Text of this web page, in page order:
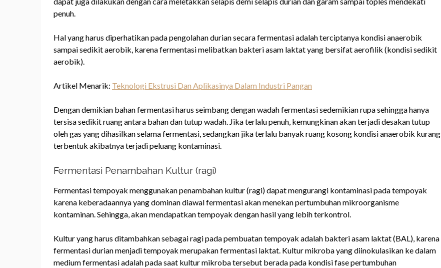
penuh.
Hal yang harus diperhatikan pada pengolahan durian secara fermentasi adalah terciptanya kondisi anaerobik
sampai sedikit aerobik, karena fermentasi melibatkan bakteri asam laktat yang bersifat aerofilik (kondisi sedikit
aerobik).
Artikel Menarik: Teknologi Ekstrusi Dan Aplikasinya Dalam Industri Pangan
Dengan demikian bahan fermentasi harus seimbang dengan wadah fermentasi sedemikian rupa sehingga hanya
tersisa sedikit ruang antara bahan dan tutup wadah. Jika terlalu penuh, kemungkinan akan terjadi desakan tutup
oleh gas yang dihasilkan selama fermentasi, sedangkan jika terlalu banyak ruang kosong kondisi anaerobik kurang
terbentuk akibatnya terjadi peluang kontaminasi.
Fermentasi Penambahan Kultur (ragi)
Fermentasi tempoyak menggunakan penambahan kultur (ragi) dapat mengurangi kontaminasi pada tempoyak
karena keberadaannya yang dominan diawal fermentasi akan menekan pertumbuhan mikroorganisme
kontaminan. Sehingga, akan mendapatkan tempoyak dengan hasil yang lebih terkontrol.
Kultur yang harus ditambahkan sebagai ragi pada pembuatan tempoyak adalah bakteri asam laktat (BAL), karena
fermentasi durian menjadi tempoyak merupakan fermentasi laktat. Kultur mikroba yang diinokulasikan ke dalam
medium fermentasi adalah pada saat kultur mikroba tersebut berada pada kondisi fase pertumbuhan